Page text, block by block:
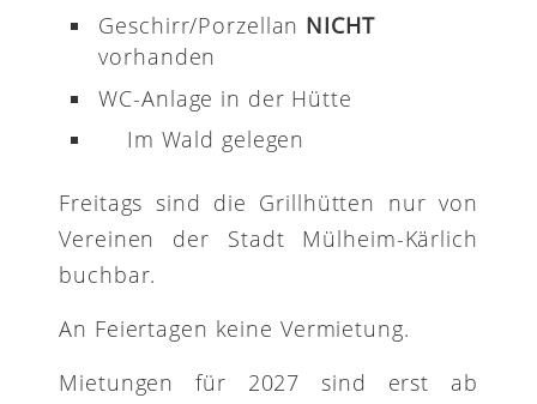
Geschirr/Porzellan NICHT
vorhanden
WC-Anlage in der Hütte
Im Wald gelegen
Freitags sind die Grillhütten nur von
Vereinen der Stadt Mülheim-Kärlich
buchbar.
An Feiertagen keine Vermietung.
Mietungen für 2027 sind erst ab